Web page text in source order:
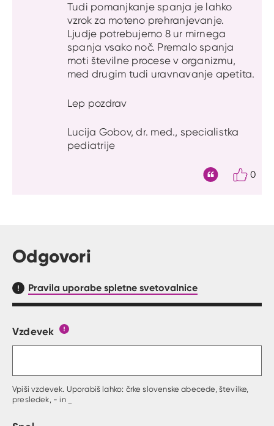
Tudi pomanjkanje spanja je lahko
vzrok za moteno prehranjevanje.
Ljudje potrebujemo 8 ur mirnega
spanja vsako noč. Premalo spanja
moti številne procese v organizmu,
med drugim tudi uravnavanje apetita.
Lep pozdrav
Lucija Gobov, dr. med., specialistka
pediatrije
0
Odgovori
Pravila uporabe spletne svetovalnice
Obrazec, kjer lahko zastaviš vprašanje
Vzdevek
Vpiši vzdevek. Uporabiš lahko: črke slovenske abecede, številke,
presledek, - in _